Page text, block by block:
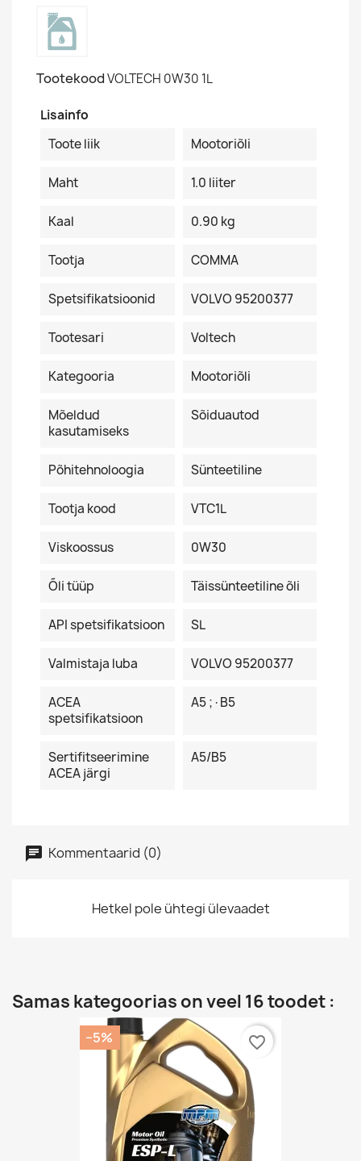
TootekoodVOLTECH 0W30 1L
Lisainfo
Toote liik
Mootoriõli
Maht 1.0 liiter
Kaal 0.90 kg
Tootja COMMA
Spetsifikatsioonid VOLVO 95200377
Tootesari Voltech
Kategooria Mootoriõli
Mõeldud
kasutamiseks
Sõiduautod
Põhitehnoloogia Sünteetiline
Tootja kood VTC1L
Viskoossus 0W30
Õli tüüp Täissünteetiline õli
API spetsifikatsioon SL
Valmistaja luba VOLVO 95200377
ACEA
spetsifikatsioon
A5 ;·B5
Sertifitseerimine
ACEA järgi
A5/B5
Kommentaarid (0)
Hetkel pole ühtegi ülevaadet
Samas kategoorias on veel 16 toodet :
−5% favorite_border